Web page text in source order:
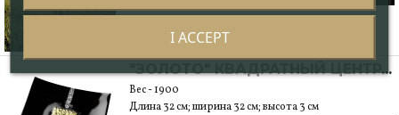
"ЗОЛОТО" КВАДРАТНЫЙ ЦЕНТРАЛЬНЫЙ ЭЛЕМЕНТ СТОЛА С СУСАЛЬНЫМ ЗОЛОТОМ
Вес - 1900
Длина 32 см; ширина 32 см; высота 3 см
I ACCEPT